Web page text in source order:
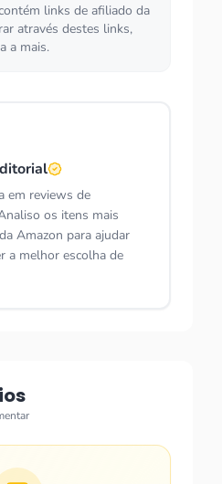
links de afiliado da
através destes links,
a mais.
em reviews de
os itens mais
Amazon para ajudar
a melhor escolha de